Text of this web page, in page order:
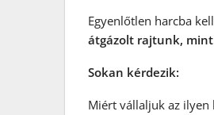
Egyenlőtlen harcba
átgázolt rajtunk, mint
Sokan kérdezik:
Miért vállaljuk az ilyen